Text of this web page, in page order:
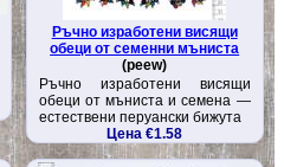
Ръчно изработени висящи
обеци от семенни мъниста
(peew)
Ръчно изработени висящи
обеци от мъниста и семена —
естествени перуански бижута
Цена €1.58